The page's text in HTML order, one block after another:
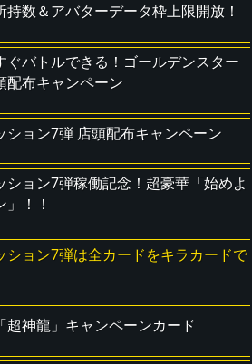
数＆アバターデータ枠上限開放！
ぐバトルできる！ゴールデンスター
配布キャンペーン
ション7弾 店頭配布キャンペーン
ション7弾稼働記念！超豪華「始めよ
！！
ション7弾は全カードをキラカードで
超神龍」キャンペーンカード